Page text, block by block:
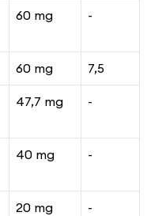
60 mg -
60 mg 7,5
47,7 mg -
40 mg -
20 mg -